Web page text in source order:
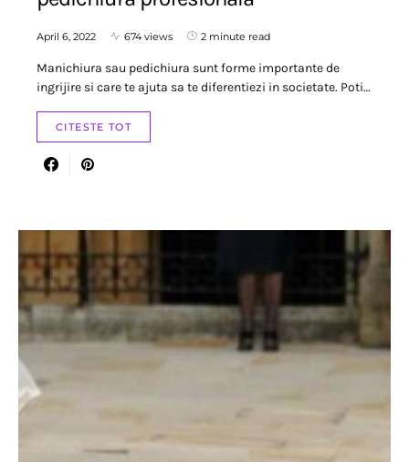
April 6, 2022 674 views 2 minute read
Manichiura sau pedichiura sunt forme importante de
ingrijire si care te ajuta sa te diferentiezi in societate. Poti…
CITESTE TOT